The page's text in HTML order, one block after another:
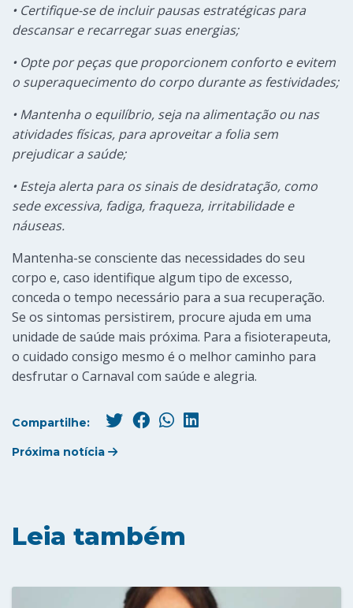
• Certifique-se de incluir pausas estratégicas para
descansar e recarregar suas energias;
• Opte por peças que proporcionem conforto e evitem
o superaquecimento do corpo durante as festividades;
• Mantenha o equilíbrio, seja na alimentação ou nas
atividades físicas, para aproveitar a folia sem
prejudicar a saúde;
• Esteja alerta para os sinais de desidratação, como
sede excessiva, fadiga, fraqueza, irritabilidade e
náuseas.
Mantenha-se consciente das necessidades do seu
corpo e, caso identifique algum tipo de excesso,
conceda o tempo necessário para a sua recuperação.
Se os sintomas persistirem, procure ajuda em uma
unidade de saúde mais próxima. Para a fisioterapeuta,
o cuidado consigo mesmo é o melhor caminho para
desfrutar o Carnaval com saúde e alegria.
Compartilhe:
Próxima notícia
Leia também